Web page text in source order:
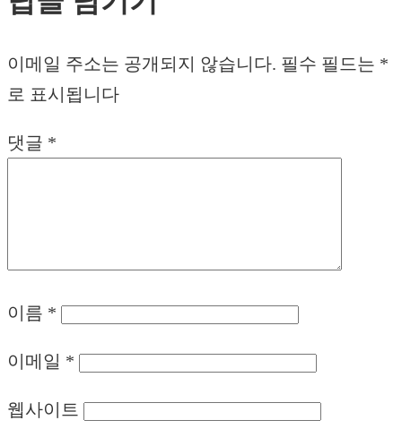
이메일 주소는 공개되지 않습니다. 필수 필드는 *
로 표시됩니다
댓글 *
이름 *
이메일 *
웹사이트